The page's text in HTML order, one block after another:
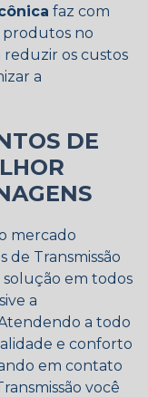
faz com
produtos no
reduzir os custos
a
DE
mercado
de Transmissão
solução em todos
a
a todo
e conforto
em contato
você